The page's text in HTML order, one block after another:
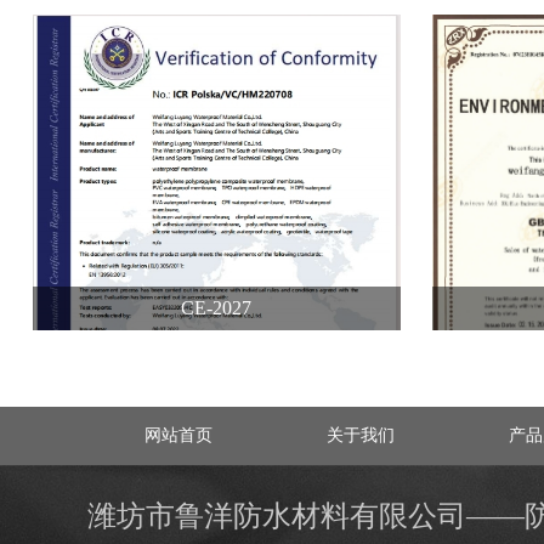
CE-2027
网站首页 关于我们 产
潍坊市鲁洋防水材料有限公司——